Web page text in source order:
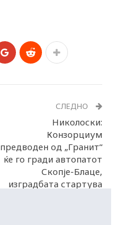
СЛЕДНО
Николоски:
Конзорциум
предводен од „Гранит“
ќе го гради автопатот
Скопје-Блаце,
изградбата стартува